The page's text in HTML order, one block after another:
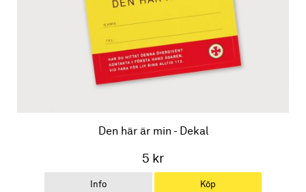
Den här är min - Dekal
5 kr
Info Köp